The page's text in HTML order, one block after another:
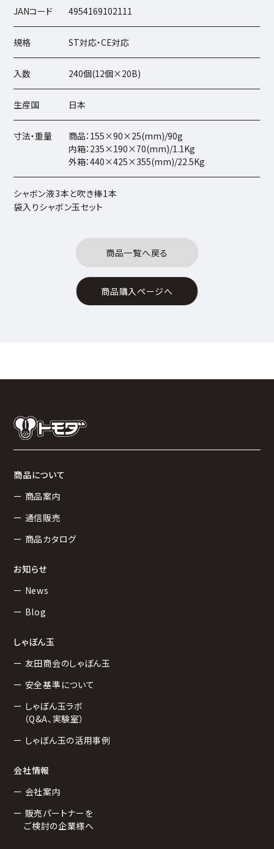
JANコード 4954169102111
規格 ST対応・CE対応
入数 240個(12個×20B)
生産国 日本
寸法・重量
商品：155×90×25(mm)/90g
内箱：235×190×70(mm)/1.1Kg
外箱：440×425×355(mm)/22.5Kg
シャボン液3本と吹き棒1本
袋入りシャボン玉セット
商品一覧へ戻る
商品購入ページへ
商品について
ー 商品案内
ー 通信販売
ー 商品カタログ
お知らせ
ー News
ー Blog
しゃぼん玉
ー 友田商会のしゃぼん玉
ー 安全基準について
ー しゃぼん玉ラボ
（Q&A、実験室）
ー しゃぼん玉の活用事例
会社情報
ー 会社案内
ー 販売パートナーを
ご検討の企業様へ